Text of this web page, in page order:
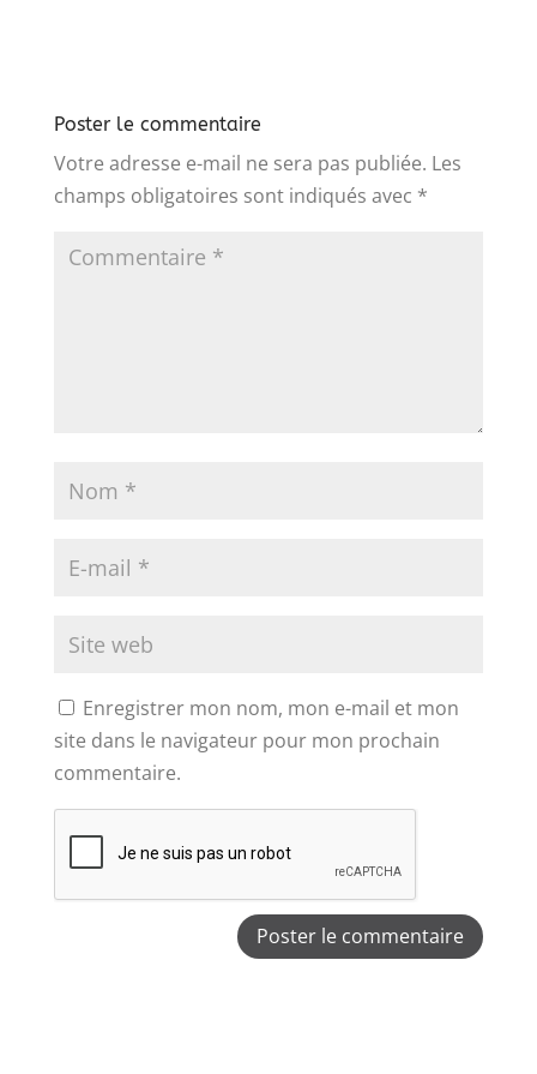
Poster le commentaire
Votre adresse e-mail ne sera pas publiée. Les
champs obligatoires sont indiqués avec *
Enregistrer mon nom, mon e-mail et mon
site dans le navigateur pour mon prochain
commentaire.